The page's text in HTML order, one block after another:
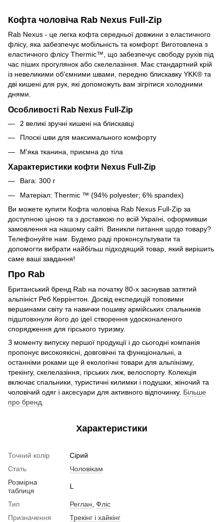
Кофта чоловіча Rab Nexus Full-Zip
Rab Nexus - це легка кофта середньої довжини з еластичного
флісу, яка забезпечує мобільність та комфорт. Виготовлена з
еластичного флісу Thermic™, що забезпечує свободу рухів під
час піших прогулянок або скелелазіння. Має стандартний крій
із невеликими об'ємними швами, передню блискавку YKK® та
дві кишені для рук, які допоможуть вам зігрітися холодними
днями.
Особливості Rab Nexus Full-Zip
2 великі зручні кишені на блискавці
Плоскі шви для максимального комфорту
М'яка тканина, приємна до тіла
Характеристики кофти Nexus Full-Zip
Вага: 300 г
Матеріал: Thermic ™ (94% polyester; 6% spandex)
Ви можете купити Кофта чоловіча Rab Nexus Full-Zip за
доступною ціною та з доставкою по всій Україні, оформивши
замовлення на нашому сайті. Виникли питання щодо товару?
Телефонуйте нам. Будемо раді проконсультувати та
допомогти вибрати найбільш підходящий товар, який вирішить
саме ваші завдання!
Про Rab
Британський бренд Rab на початку 80-х заснував затятий
альпініст Реб Керрінгтон. Досвід експедицій топовими
вершинами світу та навички пошиву армійських спальників
підштовхнули його до ідеї створення удосконаленого
спорядження для гірського туризму.
З моменту випуску першої продукції і до сьогодні компанія
пропонує високоякісні, довговічні та функціональні, а
останніми роками ще й екологічні товари для альпінізму,
трекінгу, скелелазіння, гірських лиж, велоспорту. Колекція
включає спальники, туристичні килимки і подушки, жіночий та
чоловічий одяг і аксесуари для активного відпочинку. Більше
про бренд
Характеристики
Точний колір
Сірий
Стать
Чоловікам
Розмірна
таблиця
L
Тип Реглан Фліс
Призначення
Трекінг і хайкінг